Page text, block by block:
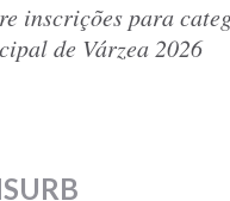
inscrições para
de Várzea 2026